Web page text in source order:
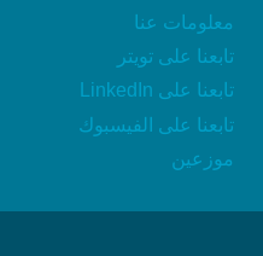
معلومات عنا
تابعنا على تويتر
تابعنا على LinkedIn
تابعنا على الفيسبوك
موزعين